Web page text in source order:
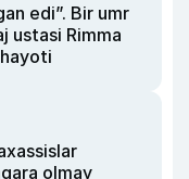
edi”. Bir umr
ustasi Rimma
olmay